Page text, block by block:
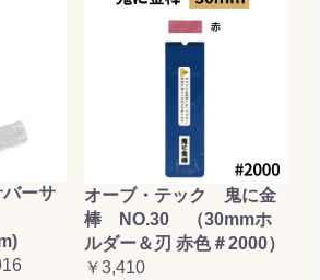
ーサ
オーブ・テック 鬼に金
棒 NO.30 （30mmホ
ルダー＆刃 赤色＃2000）
￥3,410